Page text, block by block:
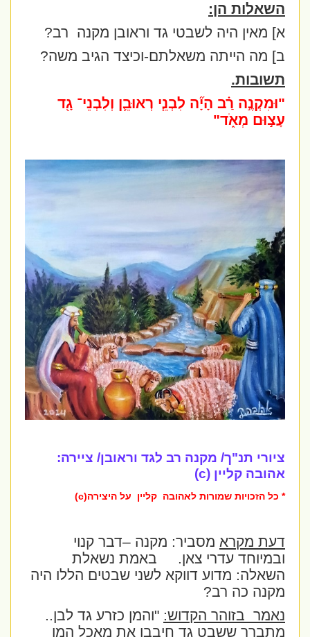
השאלות הן:
א] מאין היה לשבטי גד וראובן מקנה רב?
ב] מה הייתה משאלתם-וכיצד הגיב משה?
תשובות.
"וּמִקְנֶ֣ה רַ֗ב הָיָ֞ה לִבְנֵ֧י רְאוּבֵ֛ן וְלִבְנֵי־ גָ֖ד
עָצ֣וּם מְאֹ֑ד"
ציורי תנ"ך/ מקנה רב לגד וראובן/ ציירה:
אהובה קליין (c)
* כל הזכויות שמורות לאהובה קליין על היצירה(c)
דעת מקראמסביר: מקנה –דבר קנוי
ובמיוחד עדרי צאן.
באמת נשאלת
השאלה: מדוע דווקא לשני שבטים הללו היה
מקנה כה רב?
נאמר בזוהר הקדוש:"והמן כזרע גד לבן..
מתברר ששבט גד חיבבו את מאכל המן